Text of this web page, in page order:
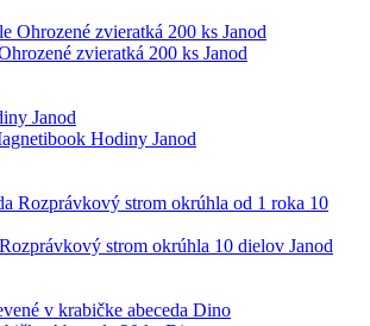
zvieratká 200 ks Janod
Hodiny Janod
strom okrúhla 10 dielov Janod